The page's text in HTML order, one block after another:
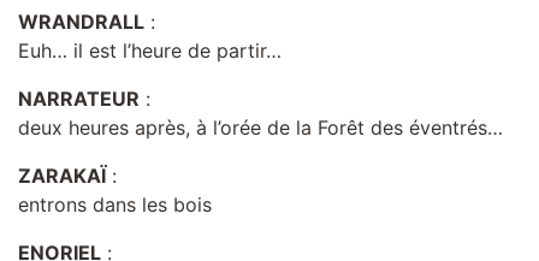
WRANDRALL :
Euh… il est l’heure de partir…
NARRATEUR :
deux heures après, à l’orée de la Forêt des éventrés…
ZARAKAÏ :
entrons dans les bois
ENORIEL :